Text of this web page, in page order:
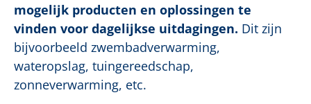
mogelijk producten en oplossingen te
vinden voor dagelijkse uitdagingen. Dit zijn
bijvoorbeeld zwembadverwarming,
wateropslag, tuingereedschap,
zonneverwarming, etc.